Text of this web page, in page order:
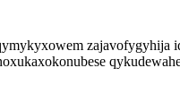
zajavofygyhija